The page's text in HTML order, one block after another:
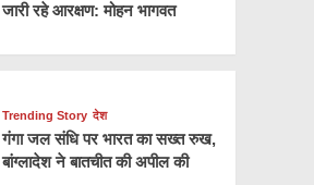
जारी रहे आरक्षण: मोहन भागवत
Trending Story देश
गंगा जल संधि पर भारत का सख्त रुख,
बांग्लादेश ने बातचीत की अपील की